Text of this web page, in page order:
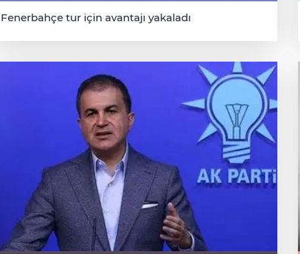
Fenerbahçe tur için avantajı yakaladı